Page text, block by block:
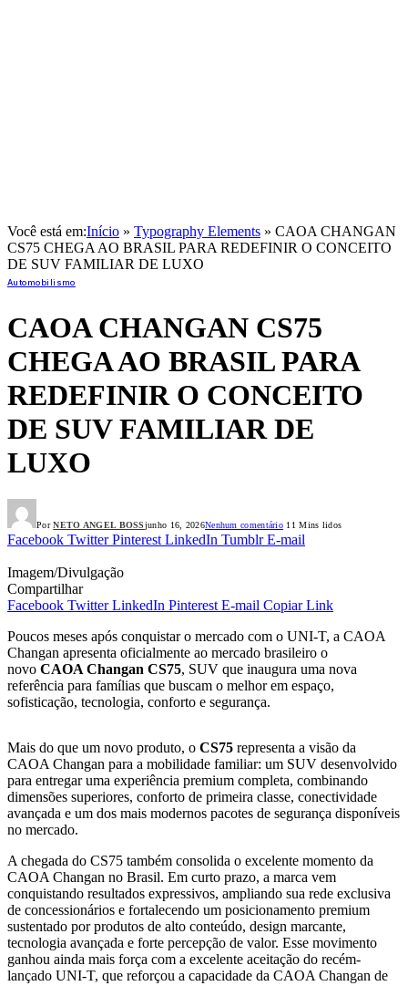
Você está em:Início » Typography Elements » CAOA CHANGAN
CS75 CHEGA AO BRASIL PARA REDEFINIR O CONCEITO
DE SUV FAMILIAR DE LUXO
Automobilismo
CAOA CHANGAN CS75
CHEGA AO BRASIL PARA
REDEFINIR O CONCEITO
DE SUV FAMILIAR DE
LUXO
Por NETO ANGEL BOSSjunho 16, 2026Nenhum comentário 11 Mins lidos
Facebook Twitter Pinterest LinkedIn Tumblr E-mail
Imagem/Divulgação
Compartilhar
Facebook Twitter LinkedIn Pinterest E-mail Copiar Link
Poucos meses após conquistar o mercado com o UNI-T, a CAOA
Changan apresenta oficialmente ao mercado brasileiro o
novo CAOA Changan CS75, SUV que inaugura uma nova
referência para famílias que buscam o melhor em espaço,
sofisticação, tecnologia, conforto e segurança.
Mais do que um novo produto, o CS75 representa a visão da
CAOA Changan para a mobilidade familiar: um SUV desenvolvido
para entregar uma experiência premium completa, combinando
dimensões superiores, conforto de primeira classe, conectividade
avançada e um dos mais modernos pacotes de segurança disponíveis
no mercado.
A chegada do CS75 também consolida o excelente momento da
CAOA Changan no Brasil. Em curto prazo, a marca vem
conquistando resultados expressivos, ampliando sua rede exclusiva
de concessionários e fortalecendo um posicionamento premium
sustentado por produtos de alto conteúdo, design marcante,
tecnologia avançada e forte percepção de valor. Esse movimento
ganhou ainda mais força com a excelente aceitação do recém-
lançado UNI-T, que reforçou a capacidade da CAOA Changan de